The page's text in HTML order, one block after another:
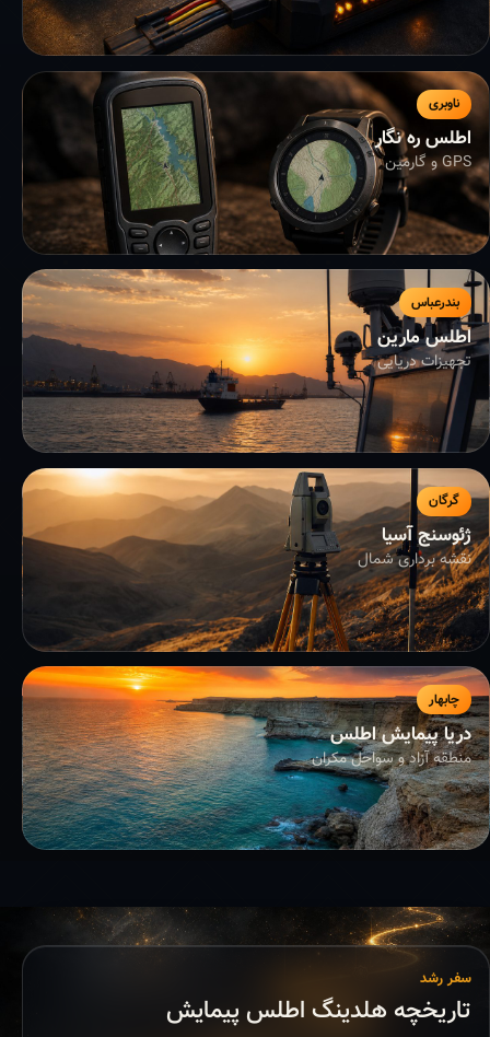
ناوبری
اطلس ره نگار
GPS و گارمین
بندرعباس
اطلس مارین
تجهیزات دریایی
گرگان
ژئوسنج آسیا
نقشه برداری شمال
چابهار
دریا پیمایش اطلس
منطقه آزاد و سواحل مکران
سفر رشد
تاریخچه هلدینگ اطلس پیمایش